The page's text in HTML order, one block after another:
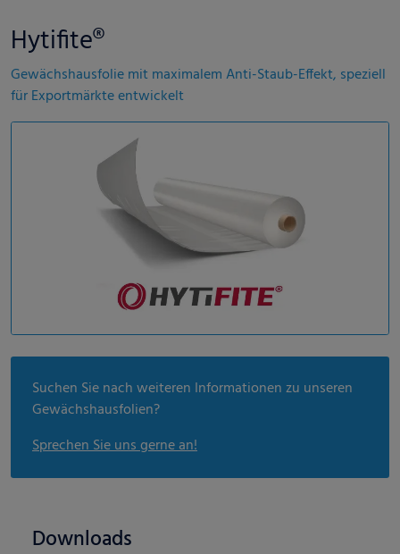
Hytifite®
Gewächshausfolie mit maximalem Anti-Staub-Effekt, speziell
für Exportmärkte entwickelt
Suchen Sie nach weiteren Informationen zu unseren
Gewächshausfolien?
Sprechen Sie uns gerne an!
Downloads